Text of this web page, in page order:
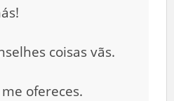
coisas vãs.
ofereces.